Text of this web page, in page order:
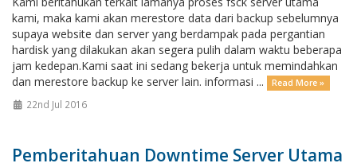
kami, maka kami akan merestore data dari backup sebelumnya
supaya website dan server yang berdampak pada pergantian
hardisk yang dilakukan akan segera pulih dalam waktu beberapa
jam kedepan.Kami saat ini sedang bekerja untuk memindahkan
dan merestore backup ke server lain. informasi ...
Read More »
22nd Jul 2016
Pemberitahuan Downtime Server Utama